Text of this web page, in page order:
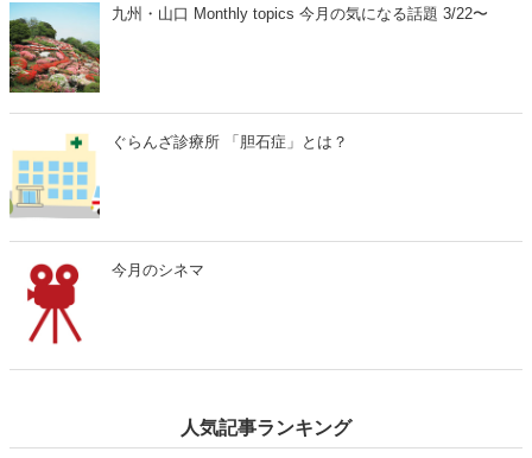
九州・山口 Monthly topics 今月の気になる話題 3/22〜
ぐらんざ診療所 「胆石症」とは？
今月のシネマ
人気記事ランキング